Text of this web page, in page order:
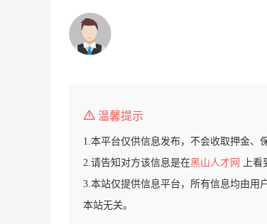
温馨提示
1.本平台仅供信息发布，不会收取押金、
2.请告知对方该信息是在黑山人才网
上看
3.本站仅提供信息平台，所有信息均由用
本站无关。